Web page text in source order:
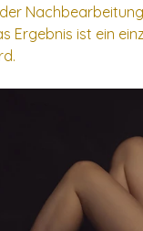
Ergebnis ist ein